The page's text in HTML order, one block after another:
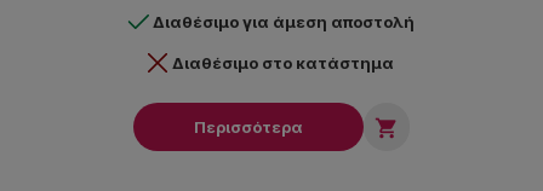
Διαθέσιμο για άμεση αποστολή
Διαθέσιμο στο κατάστημα
Περισσότερα 